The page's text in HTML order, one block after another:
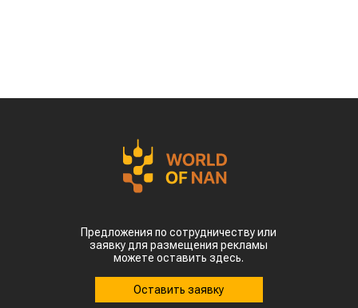
Предложения по сотрудничеству или
заявку для размещения рекламы
можете оставить здесь.
Оставить заявку